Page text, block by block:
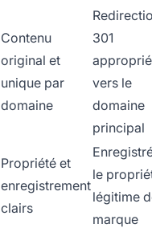
Contenu
original et
unique par
domaine
301
vers le
domaine
principal
Propriété et
enregistrement
clairs
le
légitime
marque